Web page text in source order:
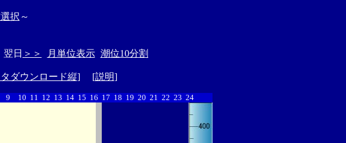
択 ～
翌日 ＞＞ 月単位表示 潮位10分割
ダウンロード縦] [説明]
9 10 11 12 13 14 15 16 17 18 19 20 21 22 23 24